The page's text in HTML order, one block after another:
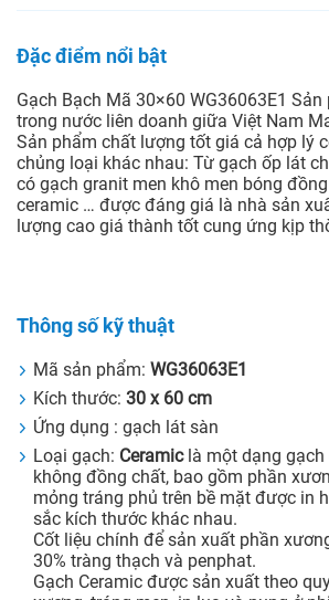
Đặc điểm nổi bật
Gạch Bạch Mã 30×60 WG36063E1
trong nước liên doanh giữa Việt Nam
Sản phẩm chất lượng tốt giá cả hợp lý
chủng loại khác nhau: Từ gạch ốp lát
có gạch granit men khô men bóng
ceramic … được đáng giá là nhà sản
lượng cao giá thành tốt cung ứng kịp
Thông số kỹ thuật
Mã sản phẩm: WG36063E1
Kích thước: 30 x 60 cm
Ứng dụng : gạch lát sàn
Loại gạch: Ceramiclà một dạng
không đồng chất, bao gồm phần
mỏng tráng phủ trên bề mặt được in
sắc kích thước khác nhau.
Cốt liệu chính để sản xuất phần
30% tràng thạch và penphat.
Gạch Ceramic được sản xuất theo